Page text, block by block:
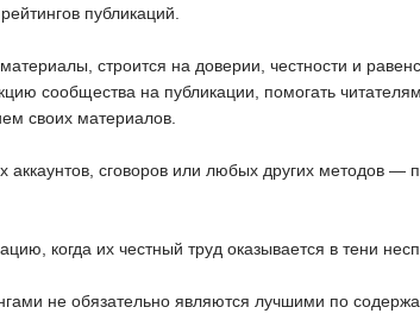
публикаций.
строится на доверии, честности и
сообщества на публикации, помогать
своих материалов.
сговоров или любых других методов —
когда их честный труд оказывается в тени
не обязательно являются лучшими по